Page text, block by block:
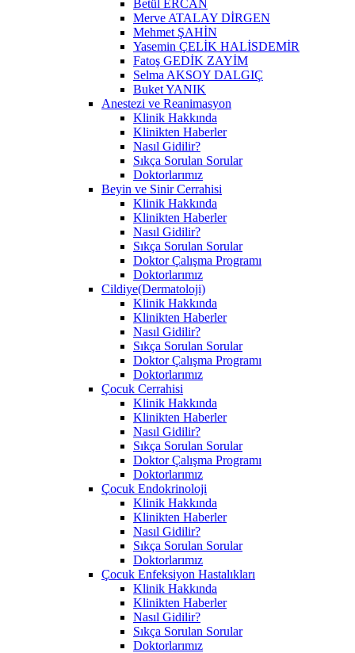
Betül ERCAN
Merve ATALAY DİRGEN
Mehmet ŞAHİN
Yasemin ÇELİK HALİSDEMİR
Fatoş GEDİK ZAYİM
Selma AKSOY DALGIÇ
Buket YANIK
Anestezi ve Reanimasyon
Klinik Hakkında
Klinikten Haberler
Nasıl Gidilir?
Sıkça Sorulan Sorular
Doktorlarımız
Beyin ve Sinir Cerrahisi
Klinik Hakkında
Klinikten Haberler
Nasıl Gidilir?
Sıkça Sorulan Sorular
Doktor Çalışma Programı
Doktorlarımız
Cildiye(Dermatoloji)
Klinik Hakkında
Klinikten Haberler
Nasıl Gidilir?
Sıkça Sorulan Sorular
Doktor Çalışma Programı
Doktorlarımız
Çocuk Cerrahisi
Klinik Hakkında
Klinikten Haberler
Nasıl Gidilir?
Sıkça Sorulan Sorular
Doktor Çalışma Programı
Doktorlarımız
Çocuk Endokrinoloji
Klinik Hakkında
Klinikten Haberler
Nasıl Gidilir?
Sıkça Sorulan Sorular
Doktorlarımız
Çocuk Enfeksiyon Hastalıkları
Klinik Hakkında
Klinikten Haberler
Nasıl Gidilir?
Sıkça Sorulan Sorular
Doktorlarımız